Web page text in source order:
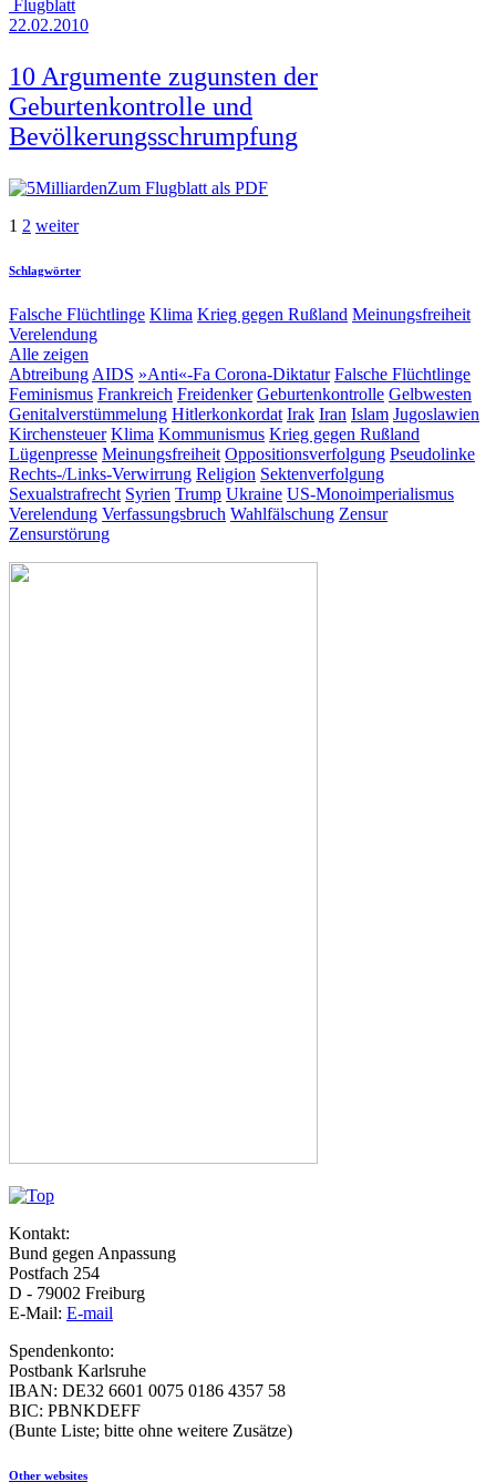
Flugblatt
22.02.2010
10 Argumente zugunsten der
Geburtenkontrolle und
Bevölkerungsschrumpfung
Zum Flugblatt als PDF
1 2 weiter
Schlagwörter
Falsche Flüchtlinge Klima Krieg gegen Rußland Meinungsfreiheit
Verelendung
Alle zeigen
Abtreibung AIDS »Anti«-Fa Corona-Diktatur Falsche Flüchtlinge
Feminismus Frankreich Freidenker Geburtenkontrolle Gelbwesten
Genitalverstümmelung Hitlerkonkordat Irak Iran Islam Jugoslawien
Kirchensteuer Klima Kommunismus Krieg gegen Rußland
Lügenpresse Meinungsfreiheit Oppositionsverfolgung Pseudolinke
Rechts-/Links-Verwirrung Religion Sektenverfolgung
Sexualstrafrecht Syrien Trump Ukraine US-Monoimperialismus
Verelendung Verfassungsbruch Wahlfälschung Zensur
Zensurstörung
Kontakt:
Bund gegen Anpassung
Postfach 254
D - 79002 Freiburg
E-Mail: E-mail
Spendenkonto:
Postbank Karlsruhe
IBAN: DE32 6601 0075 0186 4357 58
BIC: PBNKDEFF
(Bunte Liste; bitte ohne weitere Zusätze)
Other websites